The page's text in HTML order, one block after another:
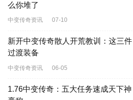
么你堆了
中变传奇资讯 07-10
新开中变传奇散人开荒教训：这三件
过渡装备
中变传奇资讯 06-05
1.76中变传奇：五大任务速成天下神